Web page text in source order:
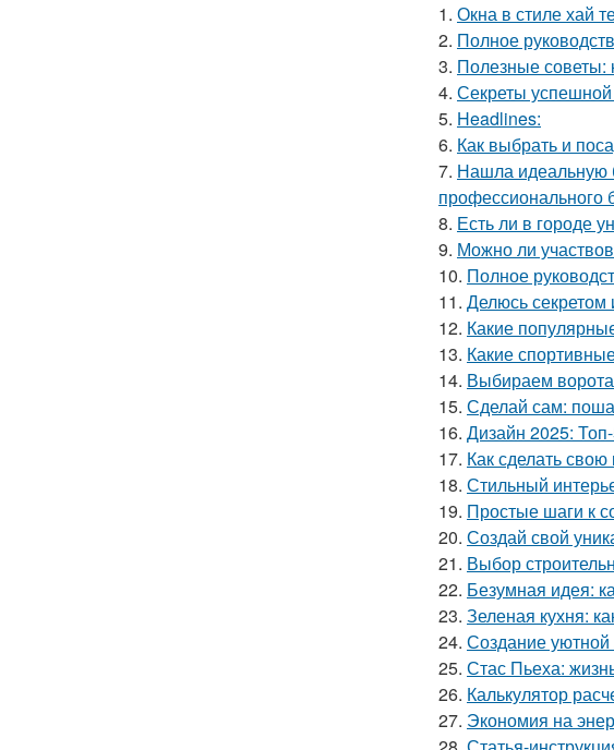
1. Окна в стиле хай
2. Полное
3. Полезные советы:
4. Секреты успешной
5. Headlines:
6. Как выбрать и
7. Нашла идеальную
профессионального
8. Есть ли в городе
9. Можно ли
10. Полное
11. Делюсь
12. Какие
13. Какие
14. Выбираем
15. Сделай сам:
16. Дизайн 2025:
17. Как сделать
18. Стильный
19. Простые шаги к
20. Создай свой
21. Выбор
22. Безумная идея:
23. Зеленая кухня:
24. Создание уютной
25. Стас Пьеха:
26. Калькулятор
27. Экономия на